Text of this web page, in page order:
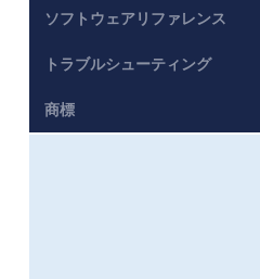
ソフトウェアリファレンス
トラブルシューティング
商標